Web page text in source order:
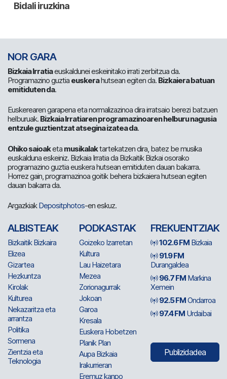
NOR GARA
Bizkaia Irratiaeuskaldunei eskeinitako irrati zerbitzua da.
Programazino guztia euskerahutsean egiten da. Bizkaiera batuan
emitiduten da.
Euskerearen garapena eta normalizazinoa dira irratsaio berezi batzuen
helburuak. Bizkaia Irratiaren programazinoaren helburu nagusia
entzule guztientzat atsegina izatea da.
Ohiko saioaketa musikalaktartekatzen dira, batez be musika
euskalduna eskeiniz. Bizkaia Irratia da Bizkaitik Bizkai osorako
programazino guztia euskera hutsean emitiduten dauan bakarra.
Horrez gain, programazinoa goitik behera bizkaiera hutsean egiten
dauan bakarra da.
ArgazkiakDepositphotos-en eskuz.
ALBISTEAK
Bizkaitik Bizkaira
Elizea
Gizartea
Hezkuntza
Kirolak
Kulturea
Nekazaritza eta
arrantza
Politika
Sormena
Zientzia eta
Teknologia
PODKASTAK
Goizeko Izarretan
Kultura
Lau Haizetara
Mezea
Zorionagurrak
Jokoan
Garoa
Kresala
Euskera Hobetzen
Planik Plan
Aupa Bizkaia
Irakurrieran
Eremuz kanpo
FREKUENTZIAK
102.6 FM Bizkaia
91.9 FM
Durangaldea
96.7 FM Markina
Xemein
92.5 FMOndarroa
97.4 FM Urdaibai
Publizidadea